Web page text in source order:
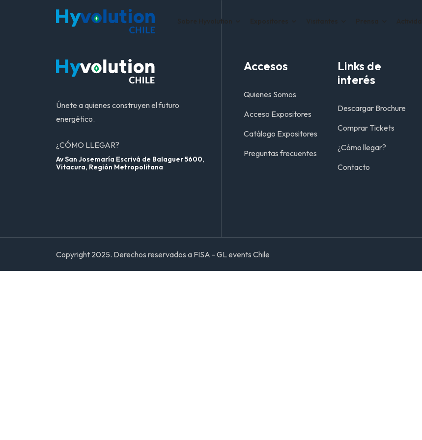
Sobre Hyvolution
Únete a quienes construyen el futuro
energético.
¿CÓMO LLEGAR?
Av San Josemaría Escrivá de Balaguer 5600,
Vitacura, Región Metropolitana
Accesos
Quienes Somos
Acceso Expositores
Catálogo Expositores
Preguntas frecuentes
Links de
interés
Descargar Brochure
Comprar Tickets
¿Cómo llegar?
Contacto
Copyright 2025. Derechos reservados a FISA - GL events Chile